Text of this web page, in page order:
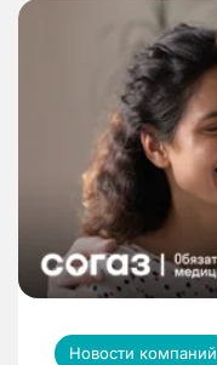
Новости компаний